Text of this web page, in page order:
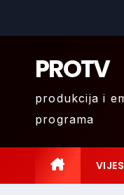
PROTV
produkcija i
programa